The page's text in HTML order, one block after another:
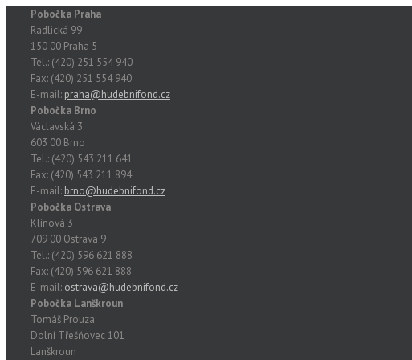
Pobočka Praha
Radlická 99
150 00 Praha 5
Tel.: (420) 251 554 940
Fax: (420) 251 554 940
E-mail: praha@hudebnifond.cz
Pobočka Brno
Václavská 3
603 00 Brno
Tel.: (420) 543 211 641
Fax: (420) 543 211 894
E-mail: brno@hudebnifond.cz
Pobočka Ostrava
Klínová 3
709 00 Ostrava 9
Tel.: (420) 596 621 888
Fax: (420) 596 621 888
E-mail: ostrava@hudebnifond.cz
Pobočka Lanškroun
Tomáš Prouza
Dolní Třešňovec 101
Lanškroun